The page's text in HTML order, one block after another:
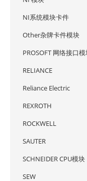
NI系统模块卡件
Other杂牌卡件模块
PROSOFT 网络接口
RELIANCE
Reliance Electric
REXROTH
ROCKWELL
SAUTER
SCHNEIDER CPU模块
SEW